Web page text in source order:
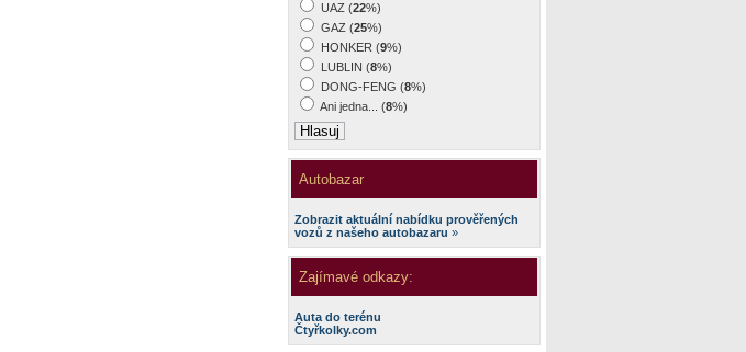
UAZ (22%)
GAZ (25%)
HONKER (9%)
LUBLIN (8%)
DONG-FENG (8%)
Ani jedna... (8%)
Autobazar
Zobrazit aktuální nabídku prověřených
vozů z našeho autobazaru »
Zajímavé odkazy:
Auta do terénu
Čtyřkolky.com